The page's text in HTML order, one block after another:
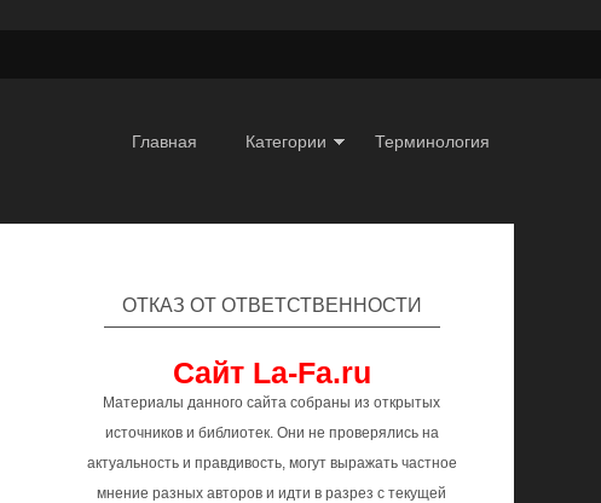
Главная Категории Терминология
ОТКАЗ ОТ ОТВЕТСТВЕННОСТИ
Сайт La-Fa.ru
Материалы данного сайта собраны из открытых
источников и библиотек. Они не проверялись на
актуальность и правдивость, могут выражать частное
мнение разных авторов и идти в разрез с текущей